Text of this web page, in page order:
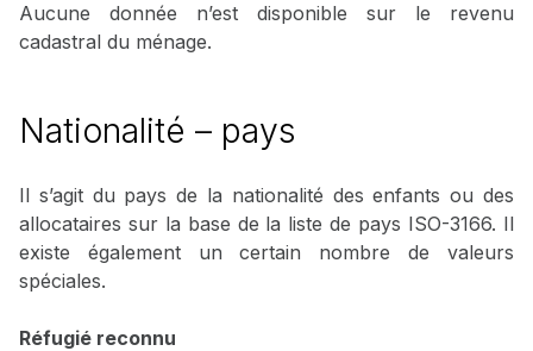
Aucune donnée n’est disponible sur le revenu
cadastral du ménage.
Nationalité – pays
Il s’agit du pays de la nationalité des enfants ou des
allocataires sur la base de la liste de pays ISO-3166. Il
existe également un certain nombre de valeurs
spéciales.
Réfugié reconnu